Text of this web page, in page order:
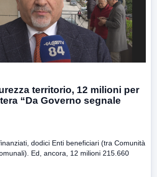
territorio, 12 milioni per
“Da Governo segnale
dodici Enti beneficiari (tra Comunità
Ed, ancora, 12 milioni 215.660